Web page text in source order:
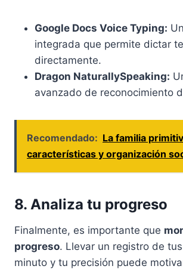
Google Docs Voice Typing:
integrada que permite dictar
directamente.
Dragon NaturallySpeaking:
avanzado de reconocimiento
Recomendado: La familia
características y organización
8. Analiza tu progreso
Finalmente, es importante que
progreso. Llevar un registro de
minuto y tu precisión puede